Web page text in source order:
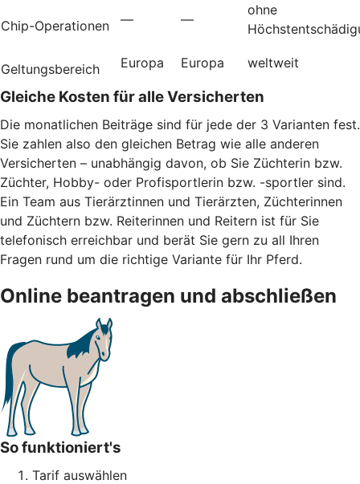
Chip-Operationen — —
ohne
Geltungsbereich Europa Europa weltweit
Gleiche Kosten für alle Versicherten
Die monatlichen Beiträge sind für jede der 3 Varianten fest.
Sie zahlen also den gleichen Betrag wie alle anderen
Versicherten – unabhängig davon, ob Sie Züchterin bzw.
Züchter, Hobby- oder Profisportlerin bzw. -sportler sind.
Ein Team aus Tierärztinnen und Tierärzten, Züchterinnen
und Züchtern bzw. Reiterinnen und Reitern ist für Sie
telefonisch erreichbar und berät Sie gern zu all Ihren
Fragen rund um die richtige Variante für Ihr Pferd.
Online beantragen und abschließen
So funktioniert's
Tarif auswählen